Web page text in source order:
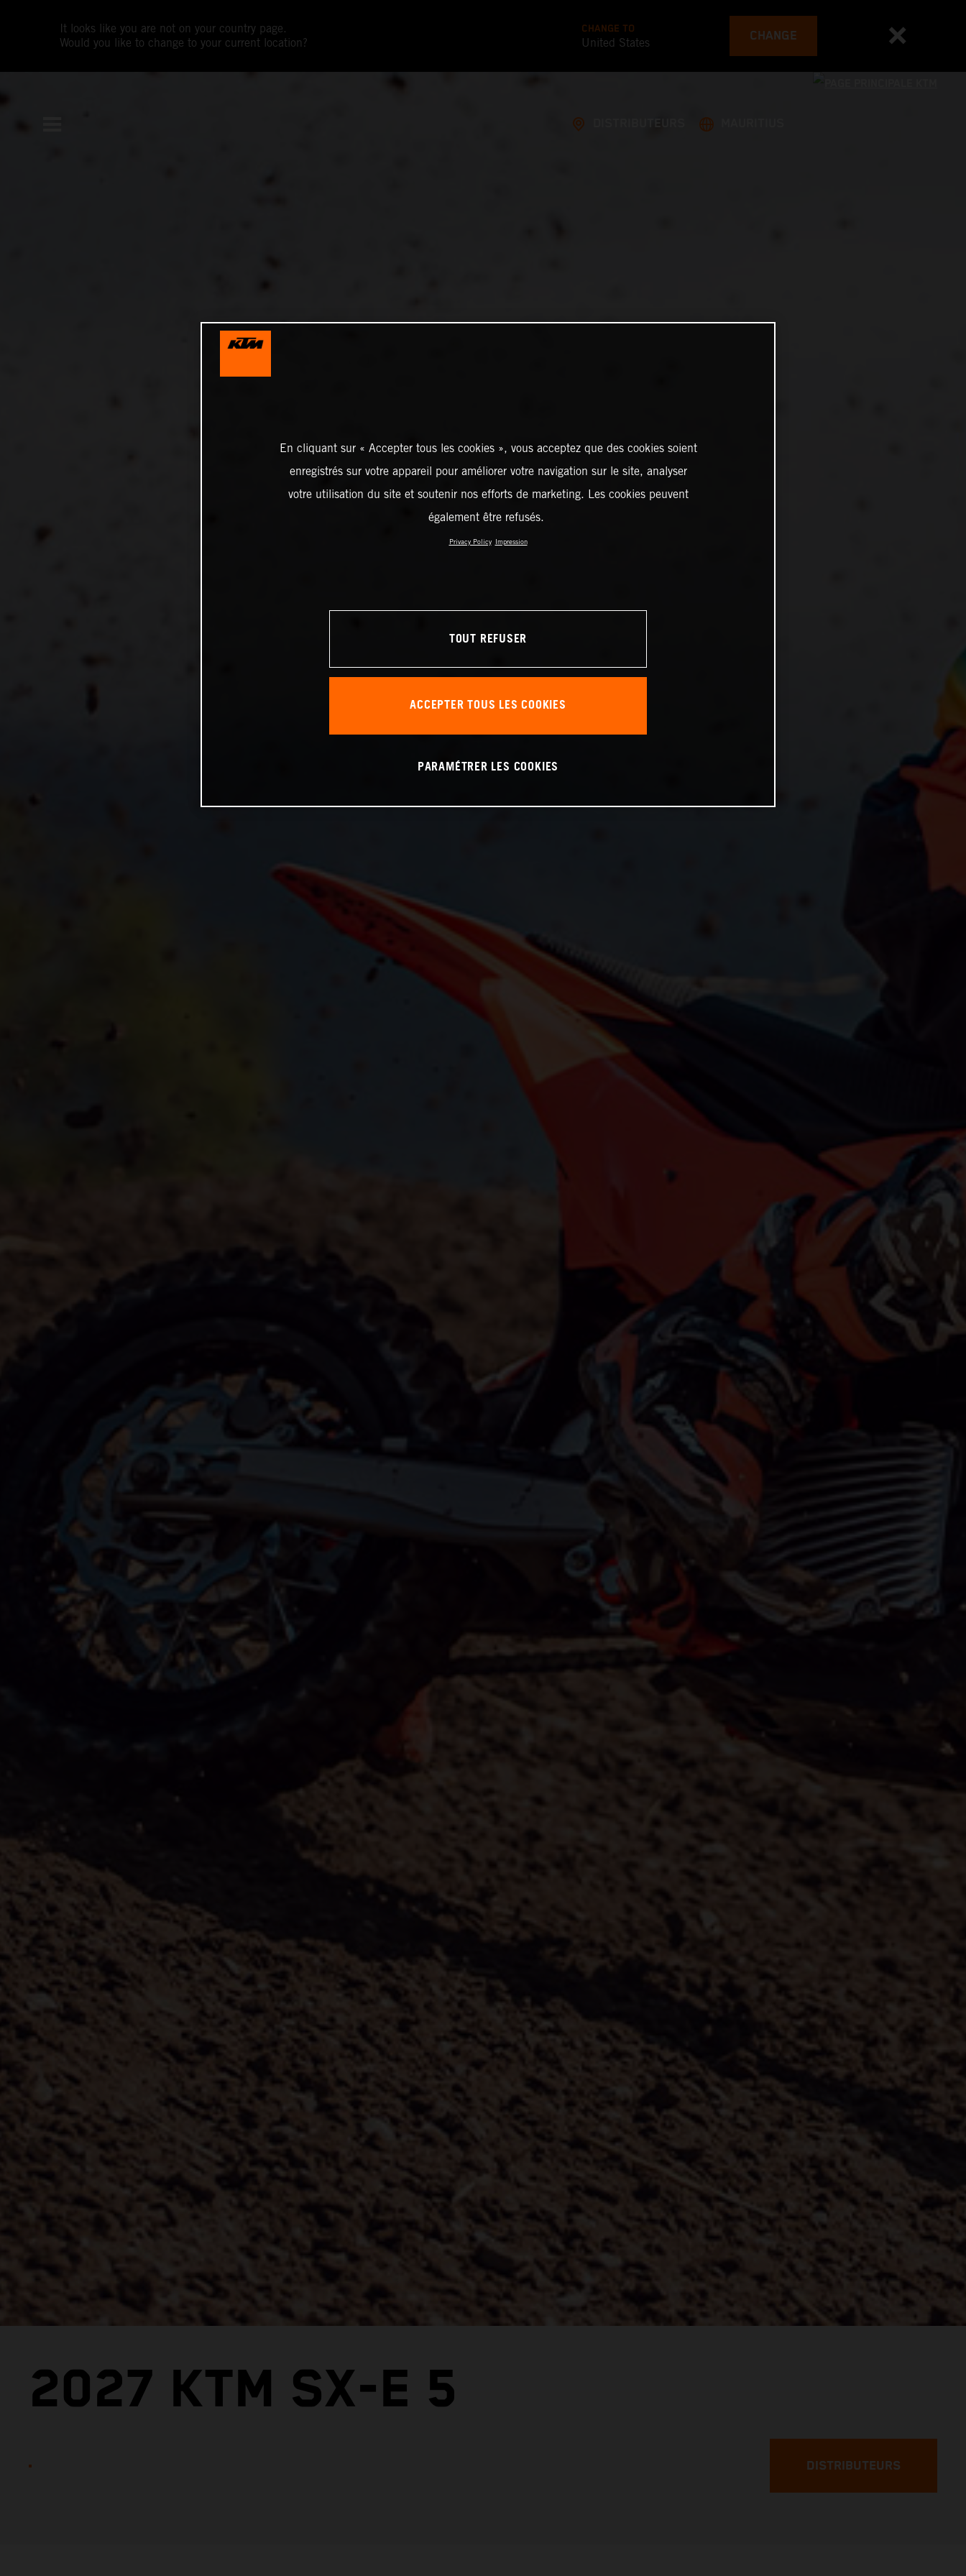
It looks like you are not on your country page.
Would you like to change to your current location?
CHANGE TO
United States CHANGE
2027 KTM SX-E 5
DISTRIBUTEURS
En cliquant sur « Accepter tous les cookies », vous acceptez que des cookies soient
enregistrés sur votre appareil pour améliorer votre navigation sur le site, analyser
votre utilisation du site et soutenir nos efforts de marketing. Les cookies peuvent
également être refusés.
Privacy Policy Impression
TOUT REFUSER
ACCEPTER TOUS LES COOKIES
PARAMÉTRER LES COOKIES